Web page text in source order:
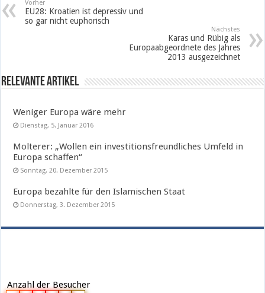
Vorher
EU28: Kroatien ist depressiv und
so gar nicht euphorisch
Nächstes
Karas und Rübig als
Europaabgeordnete des Jahres
2013 ausgezeichnet
Relevante Artikel
Weniger Europa wäre mehr
Dienstag, 5. Januar 2016
Molterer: „Wollen ein investitionsfreundliches Umfeld in
Europa schaffen“
Sonntag, 20. Dezember 2015
Europa bezahlte für den Islamischen Staat
Donnerstag, 3. Dezember 2015
Anzahl der Besucher